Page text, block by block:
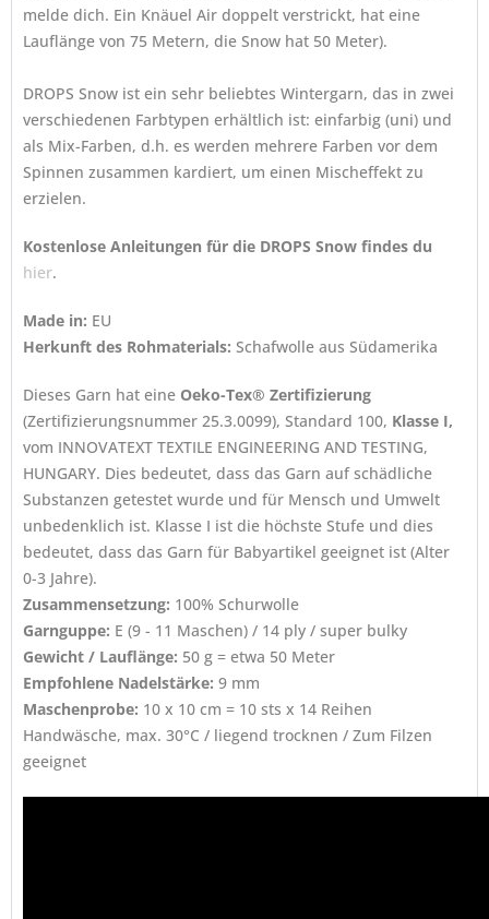
melde dich. Ein Knäuel Air doppelt verstrickt, hat eine
Lauflänge von 75 Metern, die Snow hat 50 Meter).
DROPS Snow ist ein sehr beliebtes Wintergarn, das in zwei
verschiedenen Farbtypen erhältlich ist: einfarbig (uni) und
als Mix-Farben, d.h. es werden mehrere Farben vor dem
Spinnen zusammen kardiert, um einen Mischeffekt zu
erzielen.
Kostenlose Anleitungen für die DROPS Snow findes du
hier.
Made in: EU
Herkunft des Rohmaterials: Schafwolle aus Südamerika
Dieses Garn hat eine Oeko-Tex® Zertifizierung
(Zertifizierungsnummer 25.3.0099), Standard 100, Klasse I,
vom INNOVATEXT TEXTILE ENGINEERING AND TESTING,
HUNGARY. Dies bedeutet, dass das Garn auf schädliche
Substanzen getestet wurde und für Mensch und Umwelt
unbedenklich ist. Klasse I ist die höchste Stufe und dies
bedeutet, dass das Garn für Babyartikel geeignet ist (Alter
0-3 Jahre).
Zusammensetzung: 100% Schurwolle
Garnguppe: E (9 - 11 Maschen) / 14 ply / super bulky
Gewicht / Lauflänge: 50 g = etwa 50 Meter
Empfohlene Nadelstärke: 9 mm
Maschenprobe: 10 x 10 cm = 10 sts x 14 Reihen
Handwäsche, max. 30°C / liegend trocknen / Zum Filzen
geeignet